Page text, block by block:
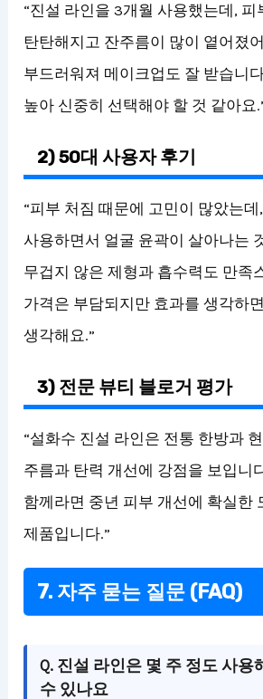
“진설 라인을 3개월 사용했는데, 피
탄탄해지고 잔주름이 많이 옅어졌
부드러워져 메이크업도 잘 받습니
높아 신중히 선택해야 할 것 같아요
2) 50대 사용자 후기
“피부 처짐 때문에 고민이 많았는데
사용하면서 얼굴 윤곽이 살아나는
무겁지 않은 제형과 흡수력도 만족
가격은 부담되지만 효과를 생각하
생각해요.”
3) 전문 뷰티 블로거 평가
“설화수 진설 라인은 전통 한방과
주름과 탄력 개선에 강점을 보입니
함께라면 중년 피부 개선에 확실한
제품입니다.”
7. 자주 묻는 질문 (FAQ)
Q. 진설 라인은 몇 주 정도 사용
수 있나요